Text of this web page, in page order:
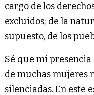
cargo de los
excluidos; de la
supuesto, de los
Sé que mi
de muchas mujeres
silenciadas. En este